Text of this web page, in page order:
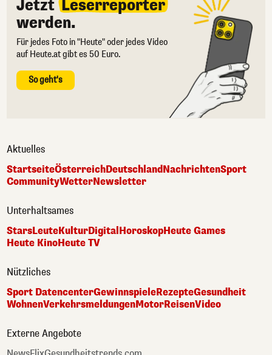
Jetzt Leserreporter
werden.
Für jedes Foto in "Heute" oder jedes Video
auf Heute.at gibt es 50 Euro.
So geht's
Aktuelles
StartseiteÖsterreichDeutschlandNachrichtenSport
CommunityWetterNewsletter
Unterhaltsames
StarsLeuteKulturDigital HoroskopHeute Games
Heute KinoHeute TV
Nützliches
Sport DatencenterGewinnspieleRezepteGesundheit
WohnenVerkehrsmeldungenMotorReisenVideo
Externe Angebote